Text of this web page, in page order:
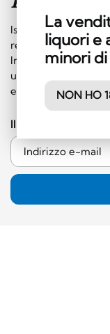
La
liquori e
minori di
NON HO
Iscrivetevi subito
regolarmente
Inoltre, riceverete
utilizzare in
esclusa la categoria
Il vostro indirizzo e-